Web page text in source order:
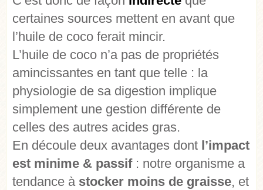
certaines sources mettent en avant que
l’huile de coco ferait mincir.
L’huile de coco n’a pas de propriétés
amincissantes en tant que telle : la
physiologie de sa digestion implique
simplement une gestion différente de
celles des autres acides gras.
En découle deux avantages dont l’impact
est minime & passif: notre organisme a
tendance à stocker moins de graisse, et